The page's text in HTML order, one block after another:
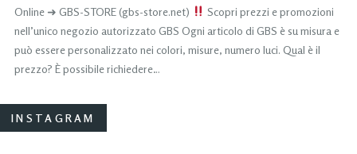
Online ➜ GBS-STORE (gbs-store.net)
Scopri prezzi e promozioni
nell’unico negozio autorizzato GBS Ogni articolo di GBS è su misura e
può essere personalizzato nei colori, misure, numero luci. Qual è il
prezzo? È possibile richiedere…
INSTAGRAM